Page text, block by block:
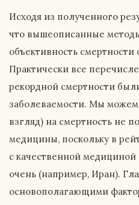
Исходя из полученного
что вышеописанные
объективность смертности
Практически все
рекордной смертности
заболеваемости. Мы
взгляд) на смертность не
медицины, поскольку в
с качественной
очень (например, Иран).
основополагающими